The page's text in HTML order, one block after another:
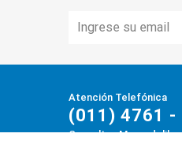
Atención Telefónica
(011) 4761 -
Consultas